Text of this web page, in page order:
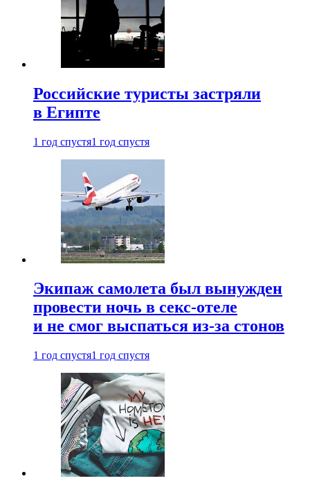
Российские туристы застряли
в Египте
1 год спустя1 год спустя
Экипаж самолета был вынужден
провести ночь в секс-отеле
и не смог выспаться из-за стонов
1 год спустя1 год спустя